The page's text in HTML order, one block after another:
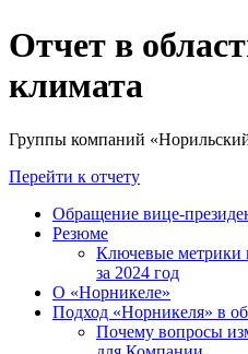
Отчет в
климата
Группы компаний
Перейти к отчету
Обращение вице-
Резюме
Ключевые метрики
за 2024 год
О «Норникеле»
Подход «Норникеля» в
Почему вопросы